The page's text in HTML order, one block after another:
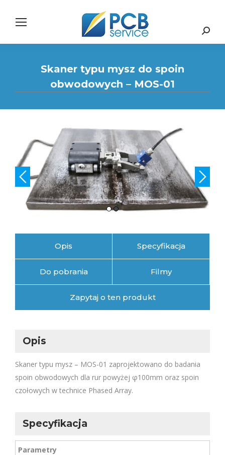
Search:
Skaner typu mysz do spoin
obwodowych – MOS-01
Opis Specyfikacja
Do pobrania Filmy
Zapytaj o ten produkt
Opis
Skaner typu mysz – MOS-01 zaprojektowano do badania
spoin obwodowych dla rur powyżej φ100mm oraz spoin
czołowych w technice Phased Array.
Specyfikacja
Parametry